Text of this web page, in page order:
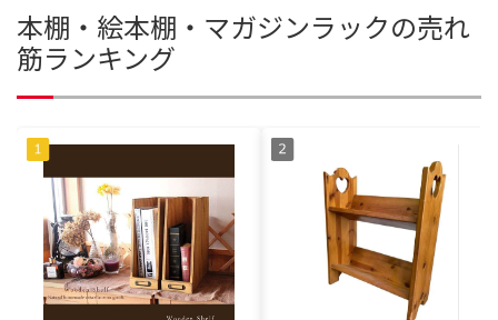
本棚・絵本棚・マガジンラックの売れ
筋ランキング